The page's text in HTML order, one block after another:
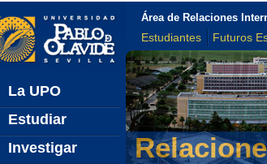
La UPO
Estudiar
Investigar
Área de Relaciones
Estudiantes Futuros